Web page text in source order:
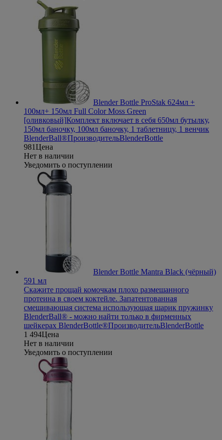
Blender Bottle ProStak 624мл +
100мл+ 150мл Full Color Moss Green
[оливковый]Комплект включает в себя 650мл бутылку,
150мл баночку, 100мл баночку, 1 таблетницу, 1 венчик
BlenderBall®ПроизводительBlenderBottle
981Цена
Нет в наличии
Уведомить о поступлении
Blender Bottle Mantra Black (чёрный)
591 мл
Скажите прощай комочкам плохо размешанного
протеина в своем коктейле. Запатентованная
смешивающая система использующая шарик пружинку
BlenderBall® - можно найти только в фирменных
шейкерах BlenderBottle®ПроизводительBlenderBottle
1 494Цена
Нет в наличии
Уведомить о поступлении